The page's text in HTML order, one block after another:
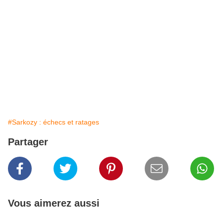
#Sarkozy : échecs et ratages
Partager
Vous aimerez aussi